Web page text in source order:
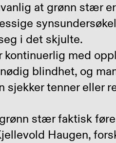
at grønn stær
i det skjulte.
med
blindhet, og
sjekker tenner eller
stær faktisk
Haugen,